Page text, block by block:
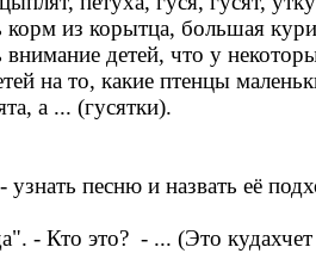
из корытца, большая
детей, что у
на то, какие птенцы
а ... (гусятки).
песню и назвать её
- Кто это? - ... (Это